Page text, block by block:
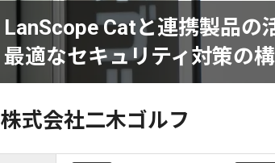
LanScope Catと連携製品の
最適なセキュリティ対策の
株式会社二木ゴルフ